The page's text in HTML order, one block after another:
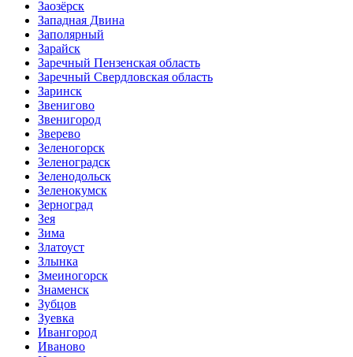
Заозёрск
Западная Двина
Заполярный
Зарайск
Заречный Пензенская область
Заречный Свердловская область
Заринск
Звенигово
Звенигород
Зверево
Зеленогорск
Зеленоградск
Зеленодольск
Зеленокумск
Зерноград
Зея
Зима
Златоуст
Злынка
Змеиногорск
Знаменск
Зубцов
Зуевка
Ивангород
Иваново